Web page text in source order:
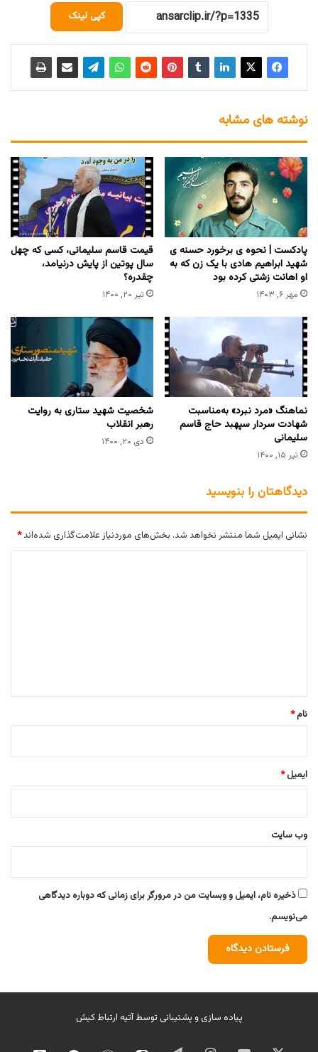
کپی لینک
نوشته های مشابه
پادکست | نحوه ی برخورد حسنه ی
شهید ابراهیم هادی با یک زن که به
او اهانت زشتی کرده بود
مهر ۶, ۱۴۰۳
قیمت قاسم سلیمانی، کسی که چهل
سال پوتین از پایش درنیامد،
چقدره؟
تیر ۲۰, ۱۴۰۰
نماهنگ «مرد نبرد» به‌مناسبت
شهادت سردار سپهبد حاج قاسم
سلیمانی
تیر ۱۵, ۱۴۰۰
شخصیت شهید ستاری به روایت
رهبر انقلاب
دی ۲۰, ۱۴۰۰
دیدگاهتان را بنویسید
نشانی ایمیل شما منتشر نخواهد شد. بخش‌های موردنیاز علامت‌گذاری شده‌اند*
نام*
ایمیل*
وب‌ سایت
ذخیره نام، ایمیل و وبسایت من در مرورگر برای زمانی که دوباره دیدگاهی
می‌نویسم.
پیاده سازی و پشتیبانی توسطآتیه ارتباط کیش